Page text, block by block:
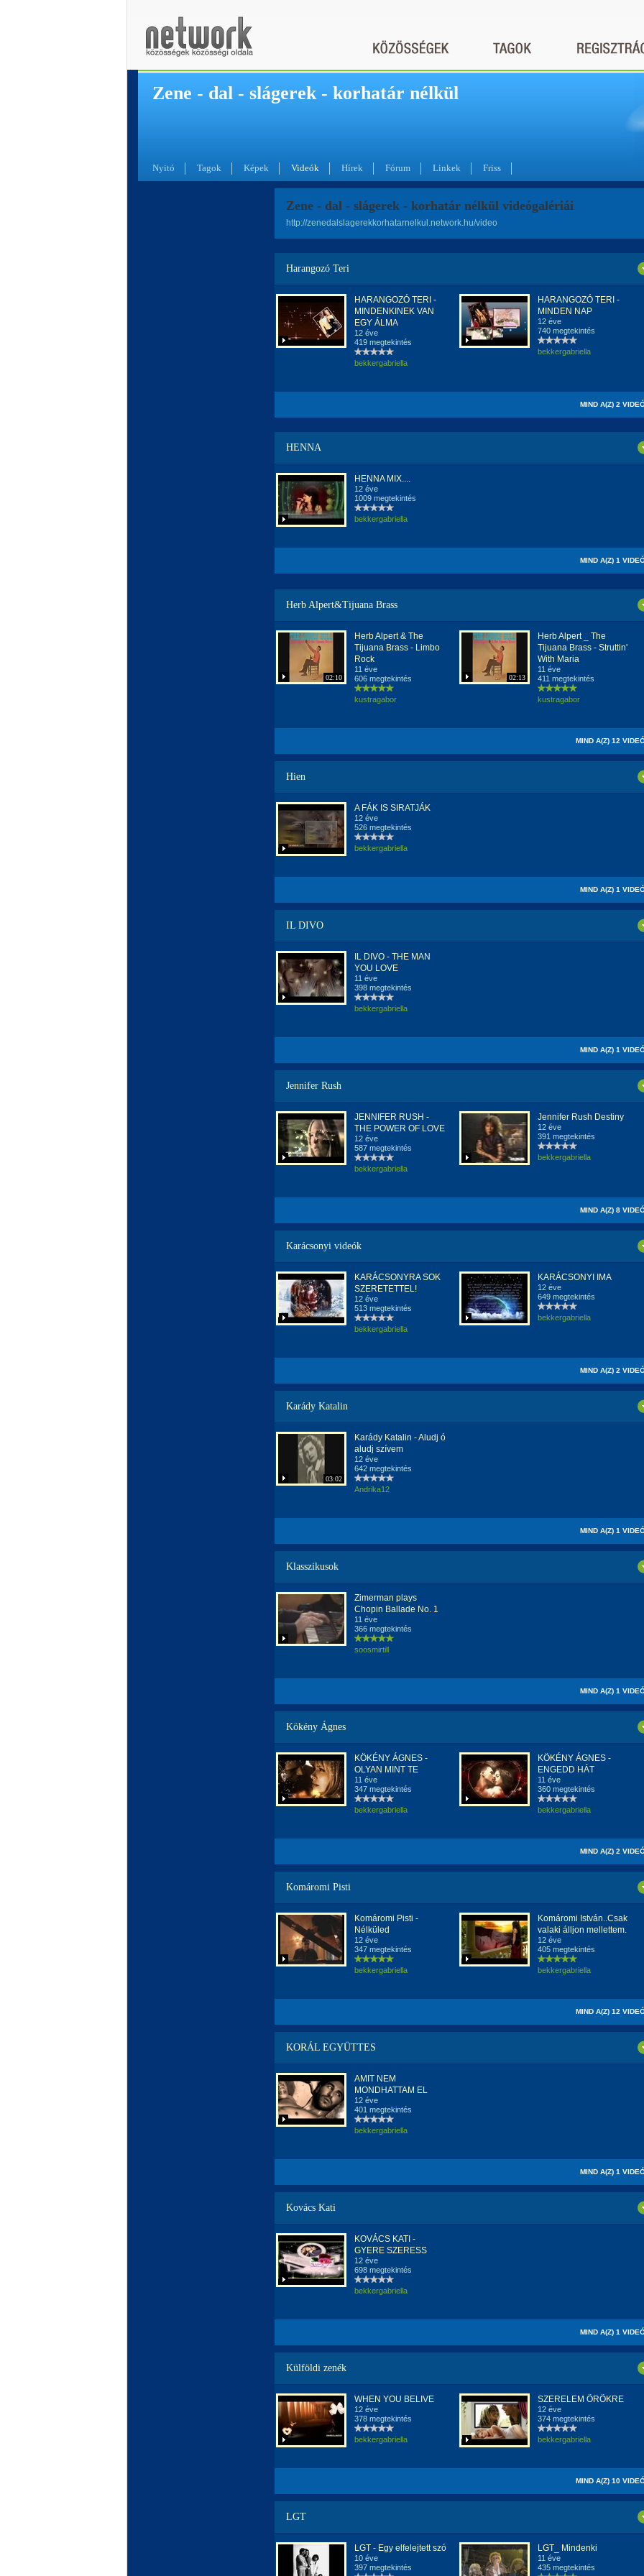
Zene - dal - slágerek - korhatár nélkül
Nyitó Tagok Képek Videók Hírek Fórum Linkek Friss
Zene - dal - slágerek - korhatár nélkül videógalériái
http://zenedalslagerekkorhatarnelkul.network.hu/video
Harangozó Teri
HARANGOZÓ TERI -
MINDENKINEK VAN
EGY ÁLMA
12 éve
419 megtekintés
bekkergabriella
HARANGOZÓ TERI -
MINDEN NAP
12 éve
740 megtekintés
bekkergabriella
MIND A(Z) 2
HENNA
HENNA MIX....
12 éve
1009 megtekintés
bekkergabriella
MIND A(Z) 1
Herb Alpert&Tijuana Brass
02:10
Herb Alpert & The
Tijuana Brass - Limbo
Rock
11 éve
606 megtekintés
kustragabor
02:13
Herb Alpert _ The
Tijuana Brass - Struttin'
With Maria
11 éve
411 megtekintés
kustragabor
MIND A(Z) 12
Hien
A FÁK IS SIRATJÁK
12 éve
526 megtekintés
bekkergabriella
MIND A(Z) 1
IL DIVO
IL DIVO - THE MAN
YOU LOVE
11 éve
398 megtekintés
bekkergabriella
MIND A(Z) 1
Jennifer Rush
JENNIFER RUSH -
THE POWER OF LOVE
12 éve
587 megtekintés
bekkergabriella
Jennifer Rush Destiny
12 éve
391 megtekintés
bekkergabriella
MIND A(Z) 8
Karácsonyi videók
KARÁCSONYRA SOK
SZERETETTEL!
12 éve
513 megtekintés
bekkergabriella
KARÁCSONYI IMA
12 éve
649 megtekintés
bekkergabriella
MIND A(Z) 2
Karády Katalin
03:02
Karády Katalin - Aludj ó
aludj szívem
12 éve
642 megtekintés
Andrika12
MIND A(Z) 1
Klasszikusok
Zimerman plays
Chopin Ballade No. 1
11 éve
366 megtekintés
soosmirtill
MIND A(Z) 1
Kökény Ágnes
KÖKÉNY ÁGNES -
OLYAN MINT TE
11 éve
347 megtekintés
bekkergabriella
KÖKÉNY ÁGNES -
ENGEDD HÁT
11 éve
360 megtekintés
bekkergabriella
MIND A(Z) 2
Komáromi Pisti
Komáromi Pisti -
Nélküled
12 éve
347 megtekintés
bekkergabriella
Komáromi István..Csak
valaki álljon mellettem.
12 éve
405 megtekintés
bekkergabriella
MIND A(Z) 12
KORÁL EGYÜTTES
AMIT NEM
MONDHATTAM EL
12 éve
401 megtekintés
bekkergabriella
MIND A(Z) 1
Kovács Kati
KOVÁCS KATI -
GYERE SZERESS
12 éve
698 megtekintés
bekkergabriella
MIND A(Z) 1
Külföldi zenék
WHEN YOU BELIVE
12 éve
378 megtekintés
bekkergabriella
SZERELEM ÖRÖKRE
12 éve
374 megtekintés
bekkergabriella
MIND A(Z) 10
LGT
LGT - Egy elfelejtett szó
10 éve
397 megtekintés
LGT_ Mindenki
11 éve
435 megtekintés